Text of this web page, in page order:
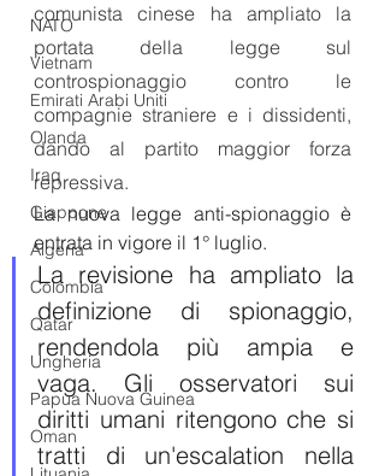
NATO
Vietnam
Emirati Arabi Uniti
Olanda
Iraq
Giappone
Algeria
Colombia
Qatar
Ungheria
Papua Nuova Guinea
Oman
comunista cinese ha ampliato la
portata della legge sul
controspionaggio contro le
compagnie straniere e i dissidenti,
dando al partito maggior forza
repressiva.
La nuova legge anti-spionaggio è
entrata in vigore il 1° luglio.
La revisione ha ampliato la
definizione di spionaggio,
rendendola più ampia e
vaga. Gli osservatori sui
diritti umani ritengono che si
tratti di un'escalation nella